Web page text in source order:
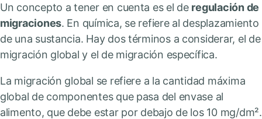
Un concepto a tener en cuenta es el de regulación de
migraciones. En química, se refiere al desplazamiento
de una sustancia. Hay dos términos a considerar, el de
migración global y el de migración específica.
La migración global se refiere a la cantidad máxima
global de componentes que pasa del envase al
alimento, que debe estar por debajo de los 10 mg/dm².